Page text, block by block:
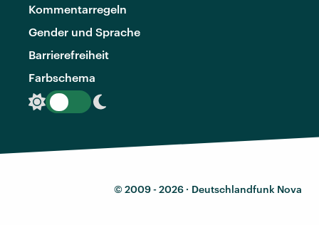
Kommentarregeln
Gender und Sprache
Barrierefreiheit
Farbschema
© 2009 - 2026 · Deutschlandfunk Nova